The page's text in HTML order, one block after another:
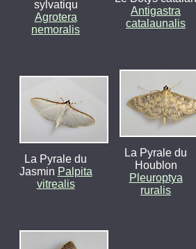
sylvatiqu
Agrotera
nemoralis
Antigastra
catalaunalis
La Pyrale du
Jasmin Palpita
vitrealis
La Pyrale du
Houblon
Pleuroptya
ruralis